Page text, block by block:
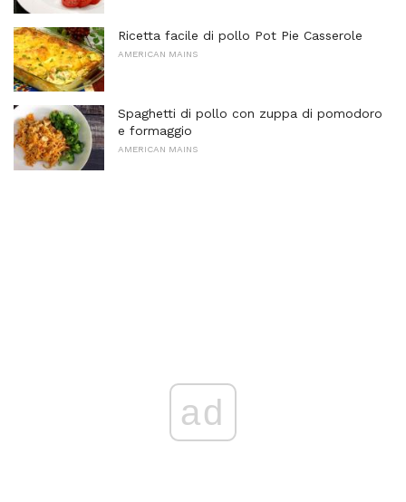
Ricetta facile di pollo Pot Pie Casserole
AMERICAN MAINS
Spaghetti di pollo con zuppa di pomodoro
e formaggio
AMERICAN MAINS
ad